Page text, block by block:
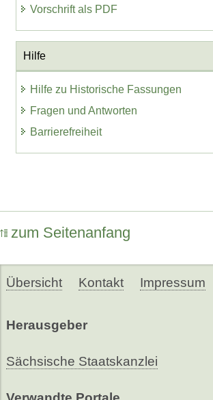
Vorschrift als PDF
Hilfe
Hilfe zu Historische Fassungen
Fragen und Antworten
Barrierefreiheit
zum Seitenanfang
Übersicht Kontakt Impressum
Herausgeber
Sächsische Staatskanzlei